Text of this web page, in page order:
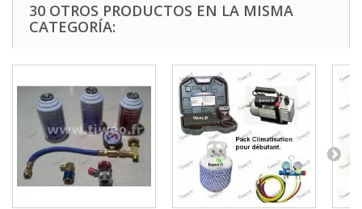
30 OTROS PRODUCTOS EN LA MISMA
CATEGORÍA: